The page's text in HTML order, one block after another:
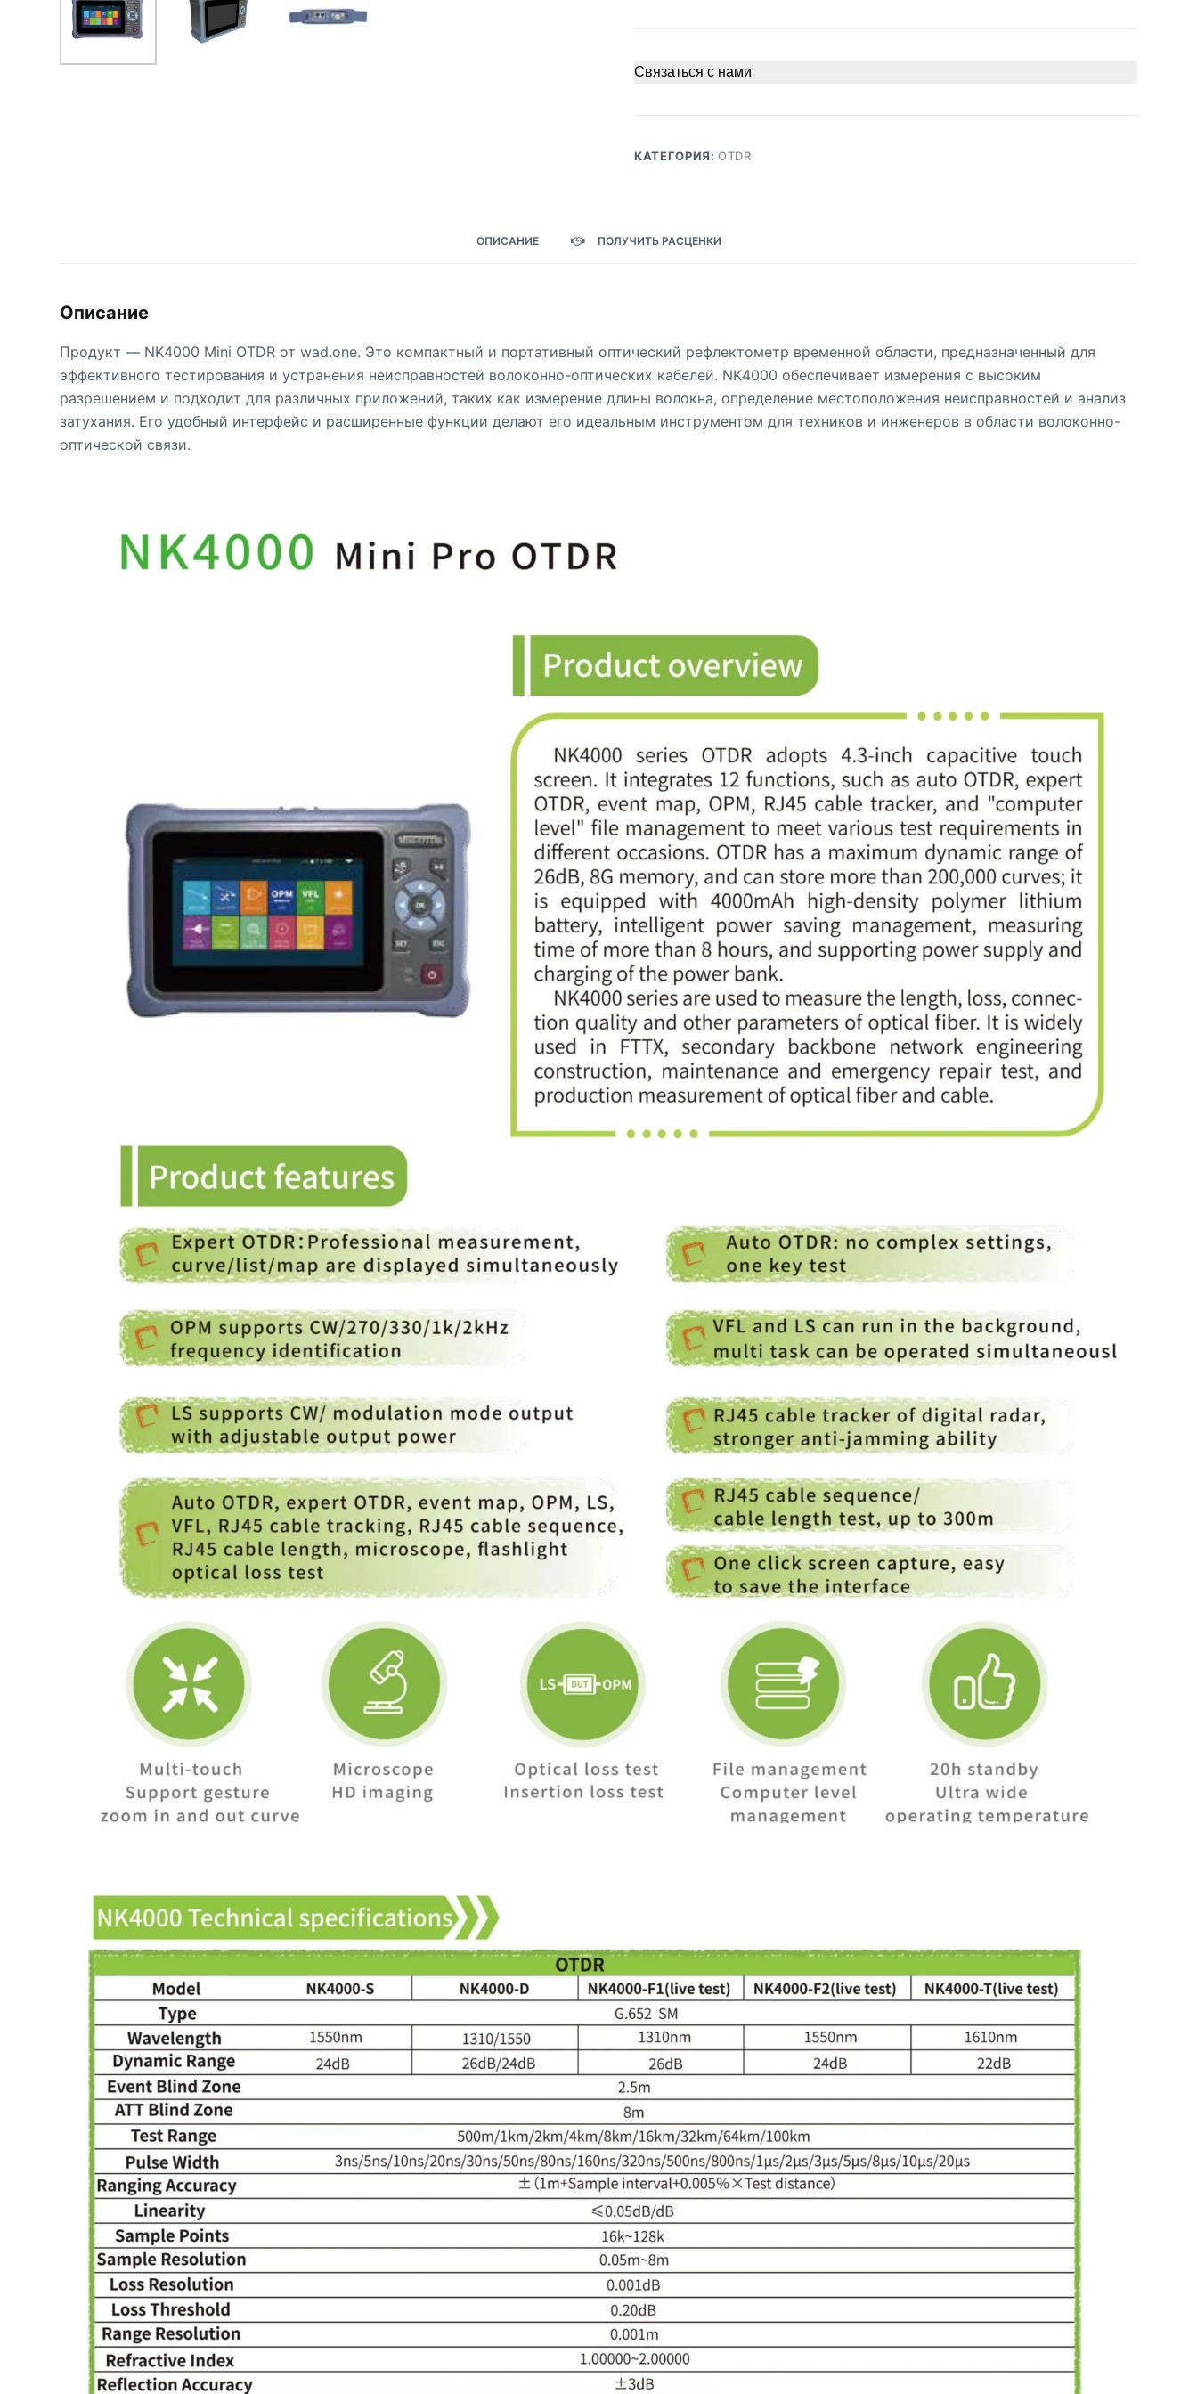
Связаться с нами
КАТЕГОРИЯ:OTDR
ОПИСАНИЕ ПОЛУЧИТЬ РАСЦЕНКИ
Описание
Продукт — NK4000 Mini OTDR от wad.one. Это компактный и портативный оптический рефлектометр временной области, предназначенный для
эффективного тестирования и устранения неисправностей волоконно-оптических кабелей. NK4000 обеспечивает измерения с высоким
разрешением и подходит для различных приложений, таких как измерение длины волокна, определение местоположения неисправностей и анализ
затухания. Его удобный интерфейс и расширенные функции делают его идеальным инструментом для техников и инженеров в области волоконно-
оптической связи.